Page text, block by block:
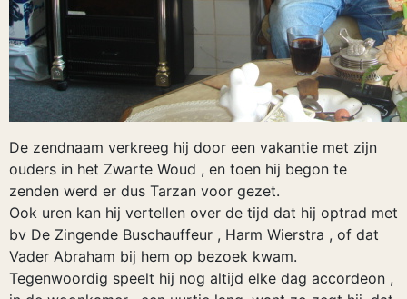
De zendnaam verkreeg hij door een vakantie met zijn
ouders in het Zwarte Woud , en toen hij begon te
zenden werd er dus Tarzan voor gezet.
Ook uren kan hij vertellen over de tijd dat hij optrad met
bv De Zingende Buschauffeur , Harm Wierstra , of dat
Vader Abraham bij hem op bezoek kwam.
Tegenwoordig speelt hij nog altijd elke dag accordeon ,